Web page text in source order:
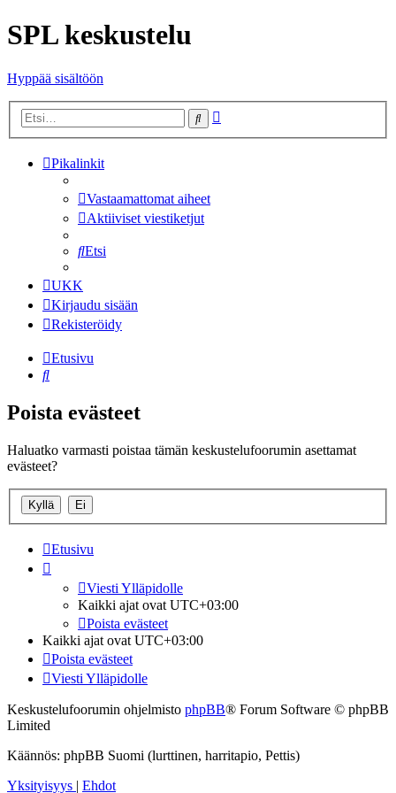
SPL keskustelu
Hyppää sisältöön
Etsi
Pikalinkit
Vastaamattomat aiheet
Aktiiviset viestiketjut
Etsi
UKK
Kirjaudu sisään
Rekisteröidy
Etusivu
Etsi
Poista evästeet
Haluatko varmasti poistaa tämän keskustelufoorumin asettamat
evästeet?
Etusivu
Viesti Ylläpidolle
Kaikki ajat ovat UTC+03:00
Poista evästeet
Kaikki ajat ovat UTC+03:00
Poista evästeet
Viesti Ylläpidolle
Keskustelufoorumin ohjelmisto phpBB® Forum Software © phpBB
Limited
Käännös: phpBB Suomi (lurttinen, harritapio, Pettis)
Yksityisyys | Ehdot